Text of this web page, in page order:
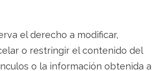
el derecho a modificar,
o restringir el contenido del
o la información obtenida a